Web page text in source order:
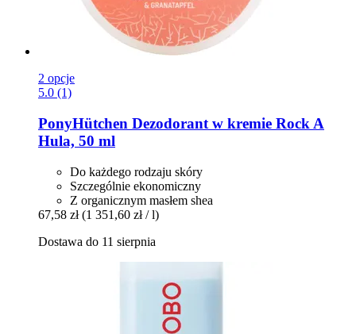
2 opcje
5.0 (1)
PonyHütchen Dezodorant w kremie Rock A
Hula, 50 ml
Do każdego rodzaju skóry
Szczególnie ekonomiczny
Z organicznym masłem shea
67,58 zł (1 351,60 zł / l)
Dostawa do 11 sierpnia